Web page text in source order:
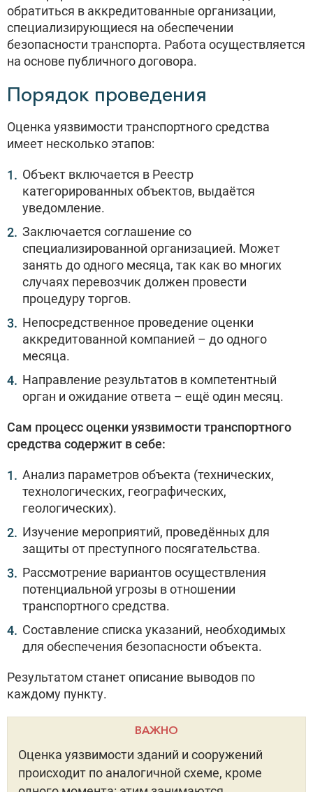
обратиться в аккредитованные организации,
специализирующиеся на обеспечении
безопасности транспорта. Работа осуществляется
на основе публичного договора.
Порядок проведения
Оценка уязвимости транспортного средства
имеет несколько этапов:
Объект включается в Реестр
категорированных объектов, выдаётся
уведомление.
Заключается соглашение со
специализированной организацией. Может
занять до одного месяца, так как во многих
случаях перевозчик должен провести
процедуру торгов.
Непосредственное проведение оценки
аккредитованной компанией – до одного
месяца.
Направление результатов в компетентный
орган и ожидание ответа – ещё один месяц.
Сам процесс оценки уязвимости транспортного
средства содержит в себе:
Анализ параметров объекта (технических,
технологических, географических,
геологических).
Изучение мероприятий, проведённых для
защиты от преступного посягательства.
Рассмотрение вариантов осуществления
потенциальной угрозы в отношении
транспортного средства.
Составление списка указаний, необходимых
для обеспечения безопасности объекта.
Результатом станет описание выводов по
каждому пункту.
ВАЖНО
Оценка уязвимости зданий и сооружений
происходит по аналогичной схеме, кроме